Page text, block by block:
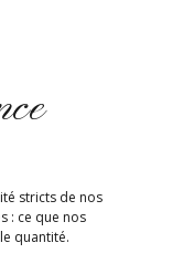
stricts de nos
: ce que nos
quantité.